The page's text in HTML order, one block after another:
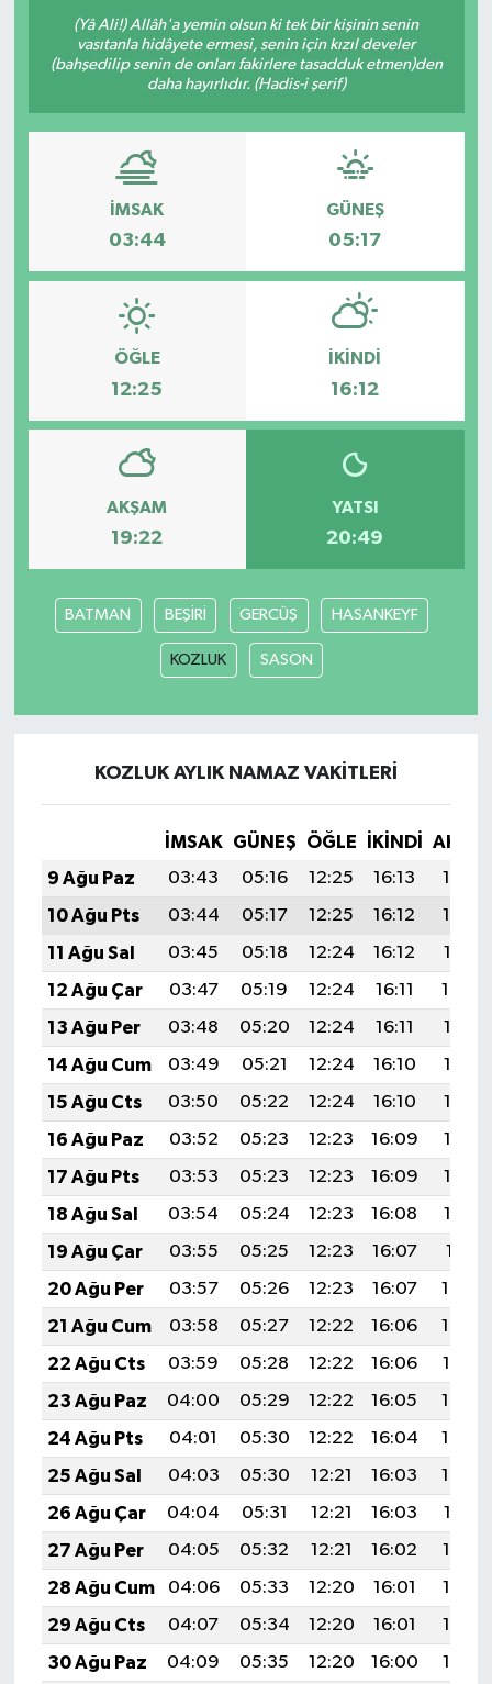
(Yâ Ali!) Allâh'a yemin olsun ki tek bir kişinin senin
vasıtanla hidâyete ermesi, senin için kızıl develer
(bahşedilip senin de onları fakirlere tasadduk etmen)den
daha hayırlıdır. (Hadis-i şerif)
İMSAK
03:44
GÜNEŞ
05:17
ÖĞLE
12:25
İKINDI
16:12
AKŞAM
19:22
YATSI
20:49
BATMAN BEŞİRİ GERCÜŞ HASANKEYF
KOZLUK SASON
KOZLUK AYLIK NAMAZ VAKITLERI
İMSAK GÜNEŞ ÖĞLE İKINDI
9 Ağu Paz
03:43 05:16 12:25 16:13
19:23
10 Ağu Pts
03:44 05:17 12:25 16:12
19:22
11 Ağu Sal
03:45 05:18 12:24 16:12
19:21
12 Ağu Çar
03:47 05:19 12:24 16:11
19:20
13 Ağu Per
03:48 05:20 12:24 16:11
19:18
14 Ağu Cum
03:49 05:21 12:24 16:10
19:17
15 Ağu Cts
03:50 05:22 12:24 16:10
19:16
16 Ağu Paz
03:52 05:23 12:23 16:09
19:15
17 Ağu Pts
03:53 05:23 12:23 16:09
19:13
18 Ağu Sal
03:54 05:24 12:23 16:08
19:12
19 Ağu Çar
03:55 05:25 12:23 16:07
19:11
20 Ağu Per
03:57 05:26 12:23 16:07
19:09
21 Ağu Cum
03:58 05:27 12:22 16:06
19:08
22 Ağu Cts
03:59 05:28 12:22 16:06
19:07
23 Ağu Paz
04:00 05:29 12:22 16:05
19:05
24 Ağu Pts
04:01 05:30 12:22 16:04
19:04
25 Ağu Sal
04:03 05:30 12:21 16:03
19:02
26 Ağu Çar
04:04 05:31 12:21 16:03
19:01
27 Ağu Per
04:05 05:32 12:21 16:02
18:59
28 Ağu Cum
04:06 05:33 12:20 16:01
18:58
29 Ağu Cts
04:07 05:34 12:20 16:01
18:57
30 Ağu Paz
04:09 05:35 12:20 16:00
18:55
OTO DETAY
SON DAKİKA